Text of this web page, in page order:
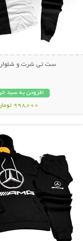
ست تی شرت و شلوار BMW
افزودن به سبد
998,000 تومان